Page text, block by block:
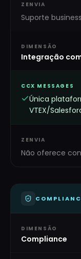
ZENVIA
Suporte
DIMENSÃO
Integração
CCX MESSAGES
Única
VTEX/
ZENVIA
Não oferece
DIMENSÃO
Compliance